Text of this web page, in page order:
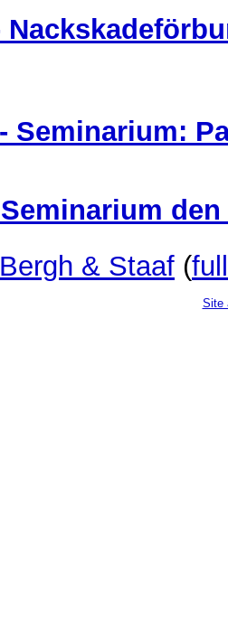
Seminarium:
& Staaf (
Site